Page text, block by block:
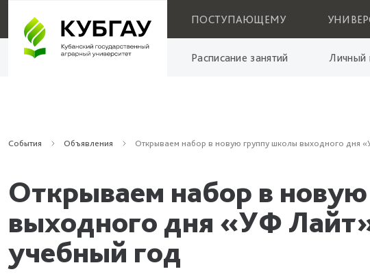
ПОСТУПАЮЩЕМУ
Расписание занятий Личный
События Объявления Открываем набор в новую группу школы выходного дня
Открываем набор в
выходного дня «УФ
учебный год